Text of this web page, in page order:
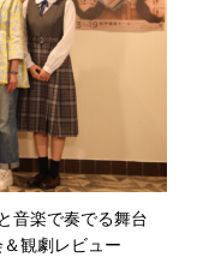
音楽で奏でる舞台
観劇レビュー